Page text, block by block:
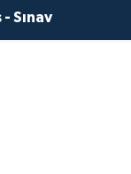
- Sınav